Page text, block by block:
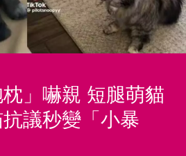
」嚇親 短腿萌貓
議秒變「小暴